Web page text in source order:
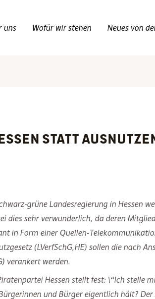
uns Wofür wir stehen Neues von
statt ausnutzen
grüne Landesregierung in Hessen
dies sehr verwunderlich, da deren
in Form einer Quellen-
(LVerfSchG,HE) sollen die nach
verankert werden.
Hessen stellt fest: \“Ich stelle
und Bürger eigentlich hält?